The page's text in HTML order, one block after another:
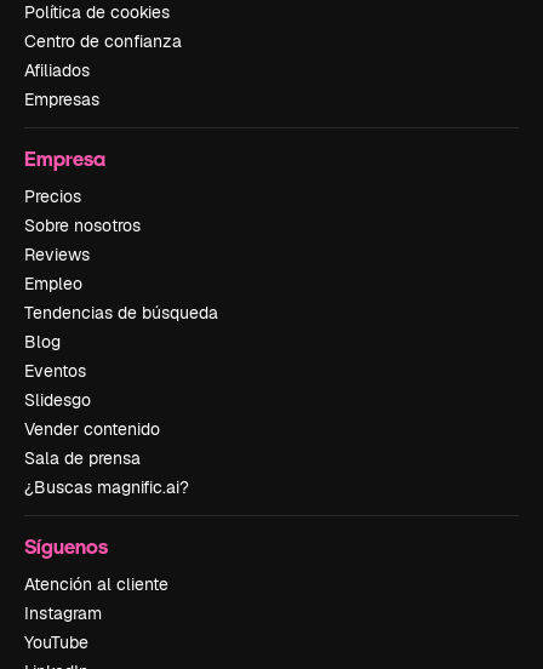
Política de cookies
Centro de confianza
Afiliados
Empresas
Empresa
Precios
Sobre nosotros
Reviews
Empleo
Tendencias de búsqueda
Blog
Eventos
Slidesgo
Vender contenido
Sala de prensa
¿Buscas magnific.ai?
Síguenos
Atención al cliente
Instagram
YouTube